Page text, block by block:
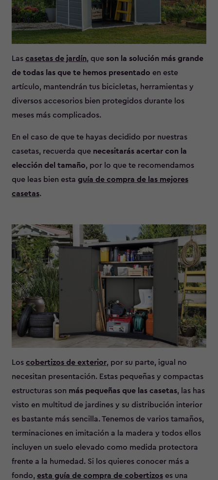
Las casetas de jardín, que son la solución más grande
de todas las que te hemos presentado en este
artículo, mantendrán tus bicicletas, herramientas y
diversos accesorios bien protegidos durante los
meses más complicados.
En el caso de que te hayas decidido por nuestras
casetas, recuerda que necesitarás acertar con la
elección del tamaño, por lo que te recomendamos
que leas bien esta guía de compra de las mejores
casetas.
Los cobertizos de exterior, por su parte, igual no
necesitan presentación. Estas pequeñas y compactas
estructuras son más pequeñas que las casetas, las has
visto en multitud de jardines y su distribución interior
es bastante más sencilla. Tenemos de varios tamaños,
terminaciones en imitación a la madera y todos ellos
incluyen un suelo elevado como medida protectora
frente a la humedad. Si los quieres conocer más a
fondo, esta guía de compra de cobertizos es una